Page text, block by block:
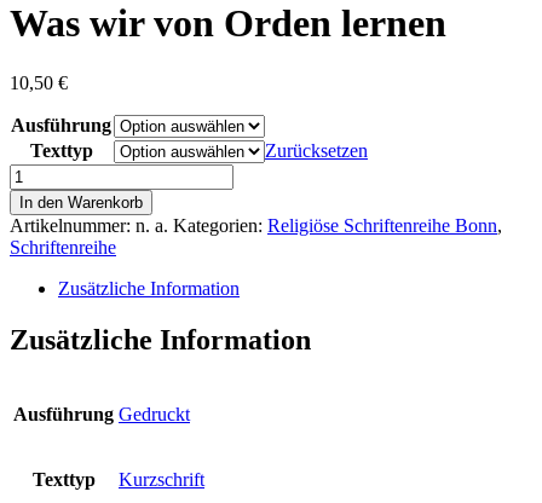
Was wir von Orden lernen
10,50 €
Ausführung
Texttyp
Zurücksetzen
Was
wir
von
Orden
lernen
Menge
In den Warenkorb
Artikelnummer: n. a. Kategorien: Religiöse Schriftenreihe Bonn,
Schriftenreihe
Zusätzliche Information
Zusätzliche Information
Ausführung Gedruckt
Texttyp Kurzschrift